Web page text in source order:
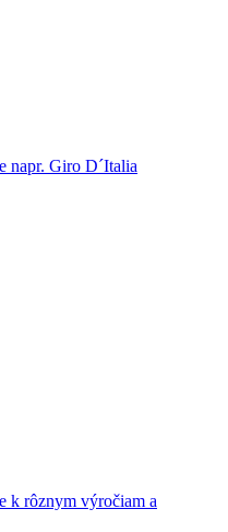
napr. Giro D´Italia
k rôznym výročiam a